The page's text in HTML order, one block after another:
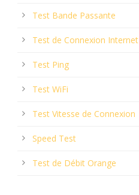
Test Bande Passante
Test de Connexion Internet
Test Ping
Test WiFi
Test Vitesse de Connexion
Speed Test
Test de Débit Orange